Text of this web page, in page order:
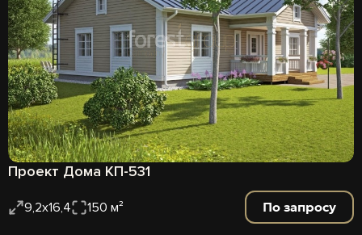
Проект Дома КП-531
9,2х16,4 150 м² По запросу